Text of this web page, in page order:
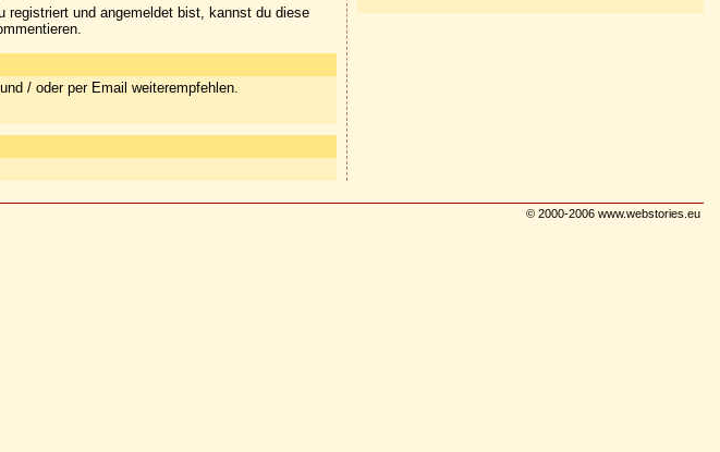
registriert und angemeldet bist, kannst du diese
/ oder per Email weiterempfehlen.
© 2000-2006 www.webstories.eu